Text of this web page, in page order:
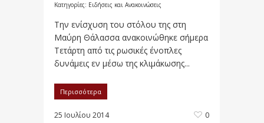
Κατηγορίες: Ειδήσεις και Ανακοινώσεις
Την ενίσχυση του στόλου της στη
Μαύρη Θάλασσα ανακοινώθηκε σήμερα
Τετάρτη από τις ρωσικές ένοπλες
δυνάμεις εν μέσω της κλιμάκωσης...
Περισσότερα
25 Ιουλίου 2014 0